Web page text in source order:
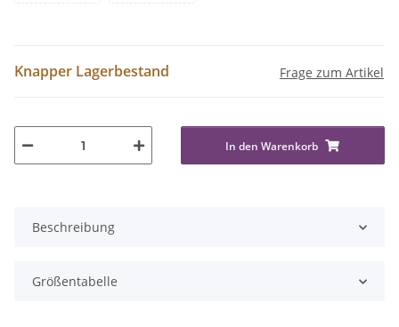
Knapper Lagerbestand Frage zum Artikel
In den Warenkorb
Beschreibung
Größentabelle